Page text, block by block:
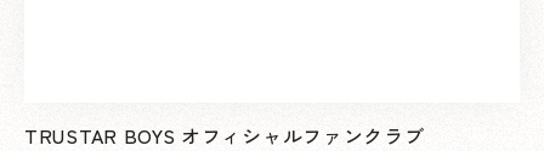
TRUSTAR BOYS オフィシャルファンクラブ